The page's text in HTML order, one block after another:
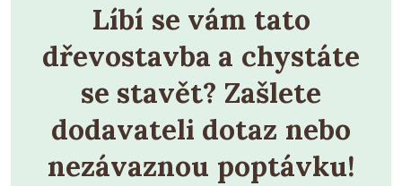
Líbí se vám tato
dřevostavba a chystáte
se stavět? Zašlete
dodavateli dotaz nebo
nezávaznou poptávku!